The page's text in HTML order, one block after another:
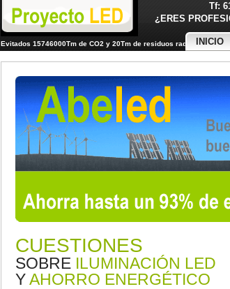
Tf:
¿ERES
Evitados 15746000Tm de CO2 y 20Tm de residuos radiactivos
INICIO
CUESTIONES
SOBRE ILUMINACIÓN LED
YAHORRO ENERGÉTICO